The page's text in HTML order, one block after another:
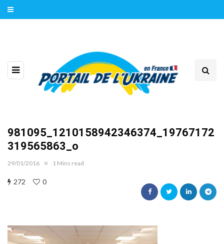
981095_1210158942346374_19767172
319565863_o
29/01/2016 1 Mins read
272 0